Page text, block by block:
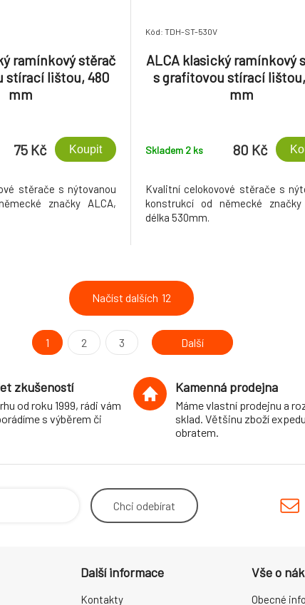
ramínkový stěrač
stírací lištou, 480
mm
75 Kč Koupit
stěrače s nýtovanou
značky ALCA,
Kód: TDH-ST-530V
ALCA klasický ramínkový
s grafitovou stírací
mm
Skladem 2 ks 80 Kč
Kvalitní celokovové stěrače s
konstrukcí od německé značky
délka 530mm.
Načíst dalších 12
1 2 3 Další
zkušeností
od roku 1999, rádi vám
s výběrem či
Kamenná prodejna
Máme vlastní prodejnu a
sklad. Většinu zboží
obratem.
Chci odebírat
Další informace
Kontakty
Vše o
Obecné